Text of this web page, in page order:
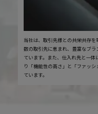
当社は、取引先様との共栄共存
数の取引先に恵まれ、豊富なブ
ています。また、仕入れ先と一
り「機能性の高さ」と「ファッ
ています。